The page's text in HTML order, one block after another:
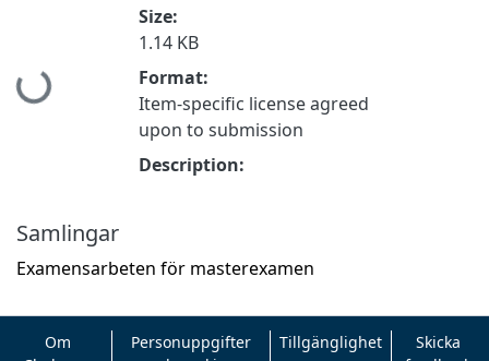
Hämtar...
Size:
1.14 KB
Format:
Item-specific license agreed
upon to submission
Description:
Samlingar
Examensarbeten för masterexamen
Om
Personuppgifter
Tillgänglighet
Skicka